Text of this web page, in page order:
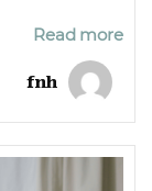
Read more
fnh